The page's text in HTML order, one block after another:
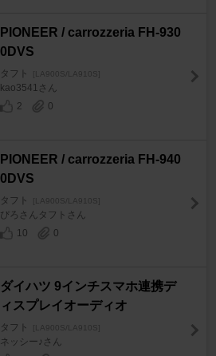
PIONEER / carrozzeria FH-930
0DVS
タフト [LA900S/LA910S]
kao3541さん
2
0
PIONEER / carrozzeria FH-940
0DVS
タフト [LA900S/LA910S]
ぴろさんタフトさん
10
0
ダイハツ 9インチスマホ連携デ
ィスプレイオーディオ
タフト [LA900S/LA910S]
ネッシー♪さん